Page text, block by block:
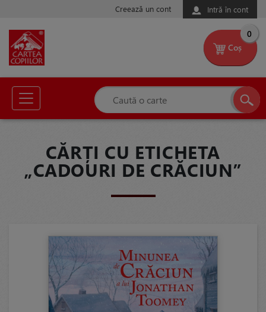
Creează un cont Intră în cont
Coș
0
CĂRȚI CU ETICHETA
„CADOURI DE CRĂCIUN”